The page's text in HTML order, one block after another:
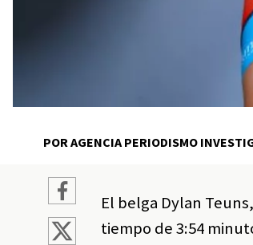
POR AGENCIA PERIODISMO
El belga Dylan
tiempo de 3:54